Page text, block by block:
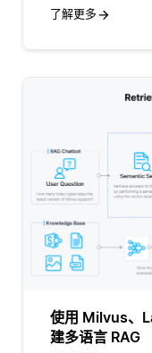
了解更多
使用 Milvus、
建多语言 RAG